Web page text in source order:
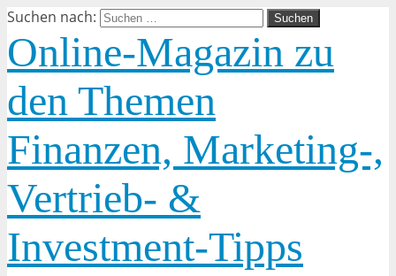
Suchen nach:
Online-Magazin zu
den Themen
Finanzen, Marketing-,
Vertrieb- &
Investment-Tipps